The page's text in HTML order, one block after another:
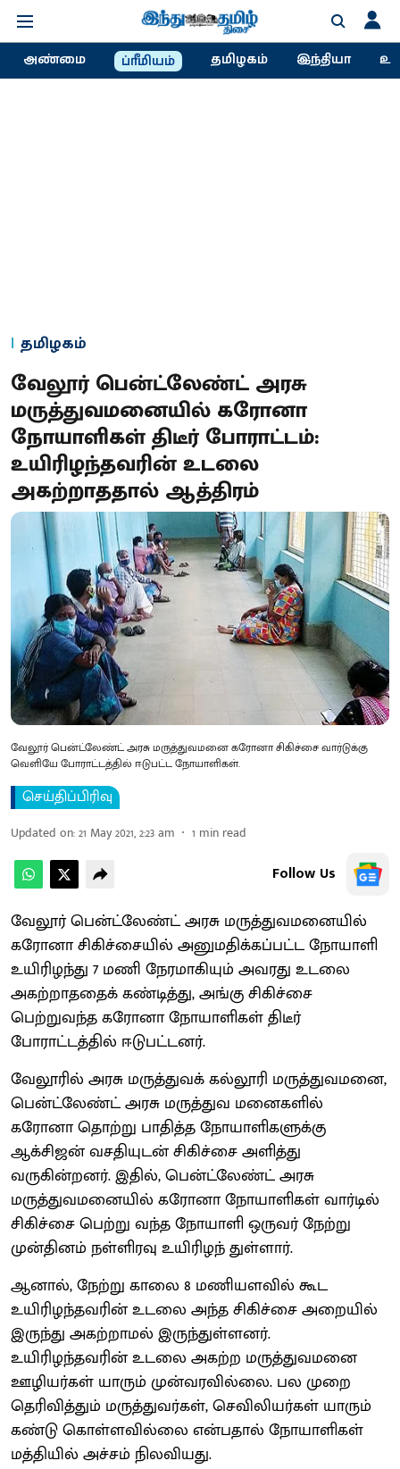
அண்மை ப்ரீமியம் தமிழகம் இந்தியா
தமிழகம்
வேலூர் பென்ட்லேண்ட் அரசு
மருத்துவமனையில் கரோனா
நோயாளிகள் திடீர் போராட்டம்:
உயிரிழந்தவரின் உடலை
அகற்றாததால் ஆத்திரம்
வேலூர் பென்ட்லேண்ட் அரசு மருத்துவமனை கரோனா சிகிச்சை வார்டுக்கு
வெளியே போராட்டத்தில் ஈடுபட்ட நோயாளிகள்.
செய்திப்பிரிவு
Updated on:21 May 2021, 2:23 am 1 min read
Follow Us
வேலூர் பென்ட்லேண்ட் அரசு மருத்துவமனையில்
கரோனா சிகிச்சையில் அனுமதிக்கப்பட்ட நோயாளி
உயிரிழந்து 7 மணி நேரமாகியும் அவரது உடலை
அகற்றாததைக் கண்டித்து, அங்கு சிகிச்சை
பெற்றுவந்த கரோனா நோயாளிகள் திடீர்
போராட்டத்தில் ஈடுபட்டனர்.
வேலூரில் அரசு மருத்துவக் கல்லூரி மருத்துவமனை,
பென்ட்லேண்ட் அரசு மருத்துவ மனைகளில்
கரோனா தொற்று பாதித்த நோயாளிகளுக்கு
ஆக்சிஜன் வசதியுடன் சிகிச்சை அளித்து
வருகின்றனர். இதில், பென்ட்லேண்ட் அரசு
மருத்துவமனையில் கரோனா நோயாளிகள் வார்டில்
சிகிச்சை பெற்று வந்த நோயாளி ஒருவர் நேற்று
முன்தினம் நள்ளிரவு உயிரிழந் துள்ளார்.
ஆனால், நேற்று காலை 8 மணியளவில் கூட
உயிரிழந்தவரின் உடலை அந்த சிகிச்சை அறையில்
இருந்து அகற்றாமல் இருந்துள்ளனர்.
உயிரிழந்தவரின் உடலை அகற்ற மருத்துவமனை
ஊழியர்கள் யாரும் முன்வரவில்லை. பல முறை
தெரிவித்தும் மருத்துவர்கள், செவிலியர்கள் யாரும்
கண்டு கொள்ளவில்லை என்பதால் நோயாளிகள்
மத்தியில் அச்சம் நிலவியது.